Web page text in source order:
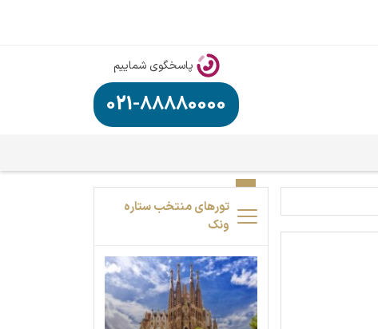
پاسخگوی شماییم
021-88880000
تورهای منتخب ستاره
ونک